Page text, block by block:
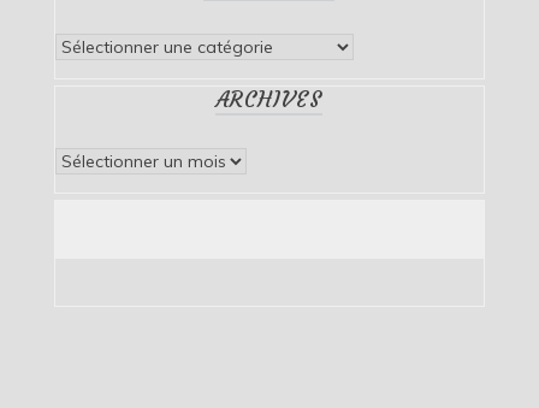
Catégories
ARCHIVES
Archives